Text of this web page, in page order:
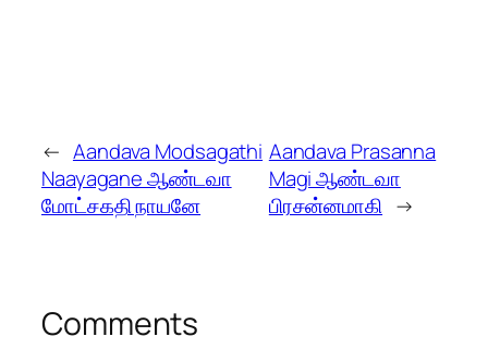
← Aandava Modsagathi
Naayagane ஆண்டவா
மோட்சகதி நாயனே
Aandava Prasanna
Magi ஆண்டவா
பிரசன்னமாகி →
Comments